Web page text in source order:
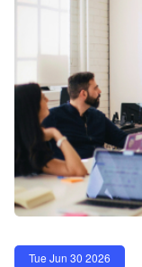
Tue Jun 30 2026